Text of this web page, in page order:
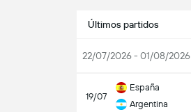
Últimos partidos
22/07/2026 - 01/08/2026
19/07
España
Argentina